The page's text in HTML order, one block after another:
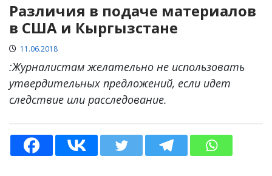
Различия в подаче материалов
в США и Кыргызстане
11.06.2018
:Журналистам желательно не использовать
утвердительных предложений, если идет
следствие или расследование.